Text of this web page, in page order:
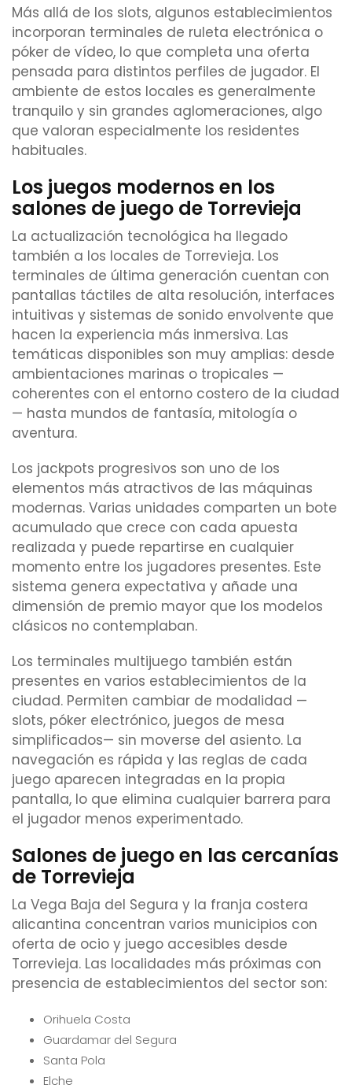
Más allá de los slots, algunos establecimientos
incorporan terminales de ruleta electrónica o
póker de vídeo, lo que completa una oferta
pensada para distintos perfiles de jugador. El
ambiente de estos locales es generalmente
tranquilo y sin grandes aglomeraciones, algo
que valoran especialmente los residentes
habituales.
Los juegos modernos en los
salones de juego de Torrevieja
La actualización tecnológica ha llegado
también a los locales de Torrevieja. Los
terminales de última generación cuentan con
pantallas táctiles de alta resolución, interfaces
intuitivas y sistemas de sonido envolvente que
hacen la experiencia más inmersiva. Las
temáticas disponibles son muy amplias: desde
ambientaciones marinas o tropicales —
coherentes con el entorno costero de la ciudad
— hasta mundos de fantasía, mitología o
aventura.
Los jackpots progresivos son uno de los
elementos más atractivos de las máquinas
modernas. Varias unidades comparten un bote
acumulado que crece con cada apuesta
realizada y puede repartirse en cualquier
momento entre los jugadores presentes. Este
sistema genera expectativa y añade una
dimensión de premio mayor que los modelos
clásicos no contemplaban.
Los terminales multijuego también están
presentes en varios establecimientos de la
ciudad. Permiten cambiar de modalidad —
slots, póker electrónico, juegos de mesa
simplificados— sin moverse del asiento. La
navegación es rápida y las reglas de cada
juego aparecen integradas en la propia
pantalla, lo que elimina cualquier barrera para
el jugador menos experimentado.
Salones de juego en las cercanías
de Torrevieja
La Vega Baja del Segura y la franja costera
alicantina concentran varios municipios con
oferta de ocio y juego accesibles desde
Torrevieja. Las localidades más próximas con
presencia de establecimientos del sector son:
Orihuela Costa
Guardamar del Segura
Santa Pola
Elche